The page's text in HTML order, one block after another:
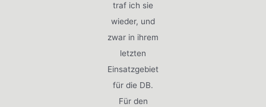
traf ich sie
wieder, und
zwar in ihrem
letzten
Einsatzgebiet
für die DB.
Für den